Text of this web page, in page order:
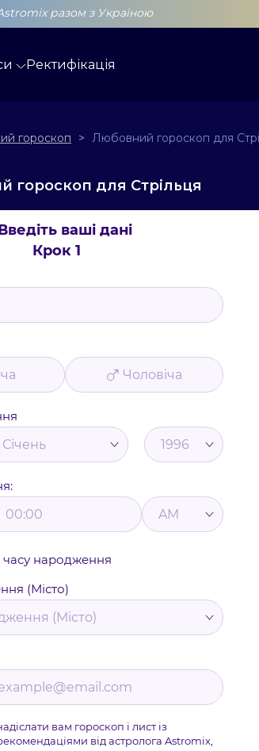
разом з Україною
Ректифікація
гороскоп > Любовний гороскоп для
гороскоп для Стрільця